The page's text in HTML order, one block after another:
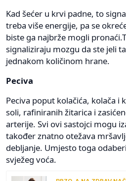
Kad šećer u krvi padne, to
treba više energije, pa se
biste ga najbrže mogli
signaliziraju mozgu da ste jeli
jednakom količinom hrane.
Peciva
Peciva poput kolačića, kolača i
soli, rafiniranih žitarica i
arterije. Svi ovi sastojci mogu
također znatno otežava
debljanje. Umjesto toga
svježeg voća.